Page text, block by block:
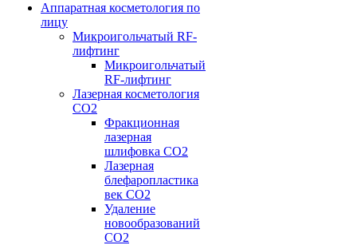
Аппаратная косметология по
лицу
Микроигольчатый RF-
лифтинг
Микроигольчатый
RF-лифтинг
Лазерная косметология
CO2
Фракционная
лазерная
шлифовка CO2
Лазерная
блефаропластика
век CO2
Удаление
новообразований
CO2